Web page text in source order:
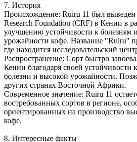
7. История
Происхождение: Ruiru 11 был выведен
Research Foundation (CRF) в Кении в
улучшению устойчивости к
урожайности кофе. Название "Ruiru"
где находится исследовательский
Распространение: Сорт быстро
Кении благодаря своей устойчивости
болезни и высокой урожайности.
других странах Восточной Африки.
Современное значение: Ruiru 11
востребованных сортов в регионе,
ориентированных на производство
кофе.
8. Интересные факты